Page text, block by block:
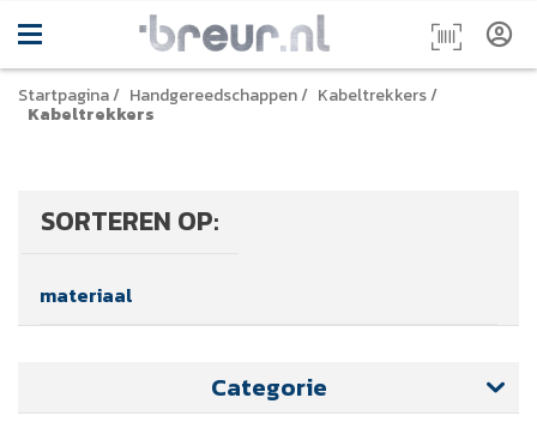
Startpagina/ Handgereedschappen/ Kabeltrekkers/
Kabeltrekkers
SORTEREN OP:
materiaal
Categorie